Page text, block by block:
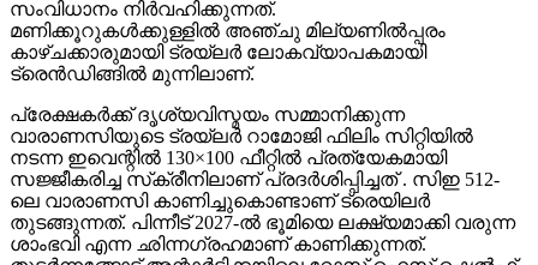
സംവിധാനം നിർവഹിക്കുന്നത്.
മണിക്കൂറുകൾക്കുള്ളിൽ അഞ്ചു മില്യണിൽപ്പരം
കാഴ്ചക്കാരുമായി ട്രയ്ലർ ലോകവ്യാപകമായി
ട്രെൻഡിങ്ങിൽ മുന്നിലാണ്.
പ്രേക്ഷകർക്ക് ദൃശ്യവിസ്മയം സമ്മാനിക്കുന്ന
വാരാണസിയുടെ ട്രയ്ലർ റാമോജി ഫിലിം സിറ്റിയിൽ
നടന്ന ഇവെന്റിൽ 130×100 ഫീറ്റിൽ പ്രത്യേകമായി
സജ്ജീകരിച്ച സ്‌ക്രീനിലാണ് പ്രദർശിപ്പിച്ചത് . സിഇ 512-
ലെ വാരാണസി കാണിച്ചുകൊണ്ടാണ് ട്രെയിലര്‍
തുടങ്ങുന്നത്. പിന്നീട് 2027-ല്‍ ഭൂമിയെ ലക്ഷ്യമാക്കി വരുന്ന
ശാംഭവി എന്ന ഛിന്നഗ്രഹമാണ് കാണിക്കുന്നത്.